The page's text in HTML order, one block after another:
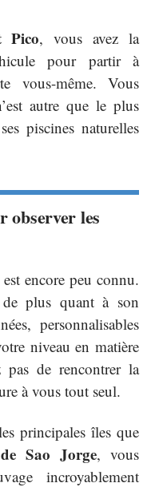
Pico, vous avez la
pour partir à
vous-même. Vous
autre que le plus
piscines naturelles
observer les
encore peu connu.
plus quant à son
personnalisables
niveau en matière
de rencontrer la
à vous tout seul.
principales îles que
Sao Jorge, vous
incroyablement